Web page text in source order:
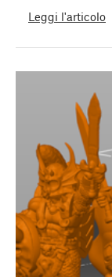
Leggi l'articolo